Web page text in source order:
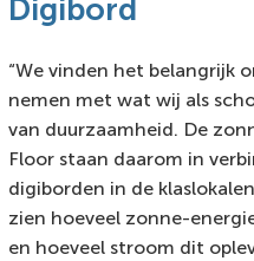
Digibord
“We vinden het belangrijk
nemen met wat wij als
van duurzaamheid. De
Floor staan daarom in
digiborden in de
zien hoeveel zonne-
en hoeveel stroom dit